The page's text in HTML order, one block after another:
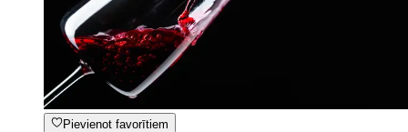
Pievienot favorītiem